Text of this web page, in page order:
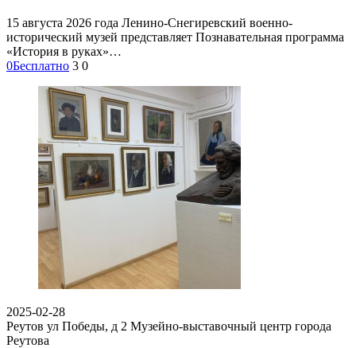
15 августа 2026 года Ленино-Снегиревский военно-
исторический музей представляет Познавательная программа
«История в руках»…
0Бесплатно 3 0
2025-02-28
Реутов ул Победы, д 2 Музейно-выставочный центр города
Реутова